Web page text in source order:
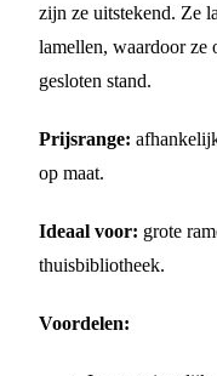
zijn ze uitstekend. Ze
lamellen, waardoor ze
gesloten stand.
Prijsrange:
op maat.
Ideaal voor: grote
thuisbibliotheek.
Voordelen: